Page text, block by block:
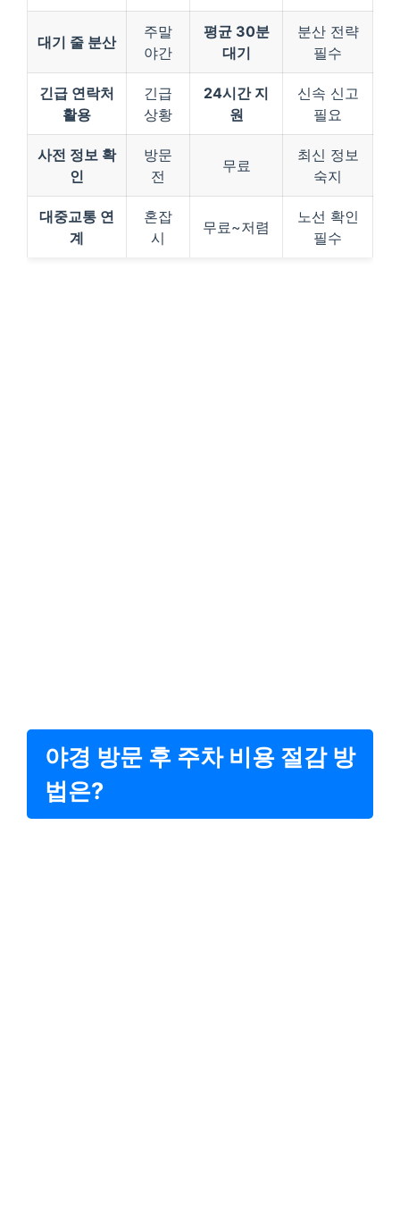
대기 줄 분산
주말
야간
평균 30분
대기
분산 전략
필수
긴급 연락처
활용
긴급
상황
24시간 지
원
신속 신고
필요
사전 정보 확
인
방문
전
무료
최신 정보
숙지
대중교통 연
계
혼잡
시
무료~저렴
노선 확인
필수
야경 방문 후 주차 비용 절감 방
법은?